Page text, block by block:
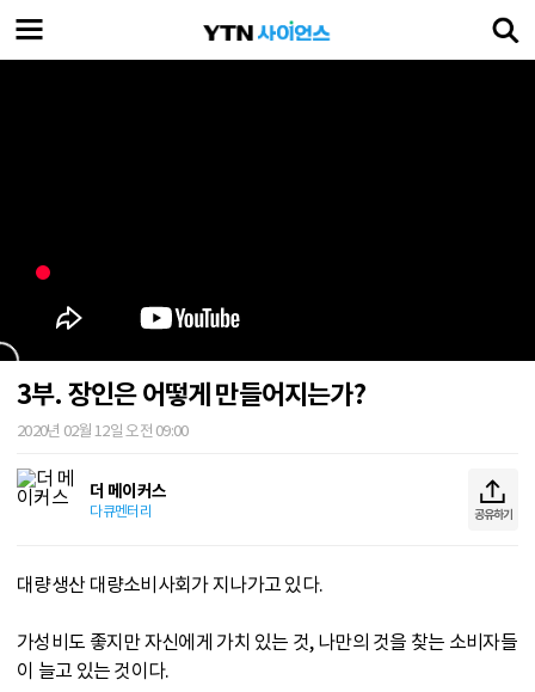
3부. 장인은 어떻게 만들어지는가?
2020년 02월 12일 오전 09:00
더 메이커스
다큐멘터리 공유하기
대량생산 대량소비사회가 지나가고 있다.
가성비도 좋지만 자신에게 가치 있는 것, 나만의 것을 찾는 소비자들
이 늘고 있는 것이다.